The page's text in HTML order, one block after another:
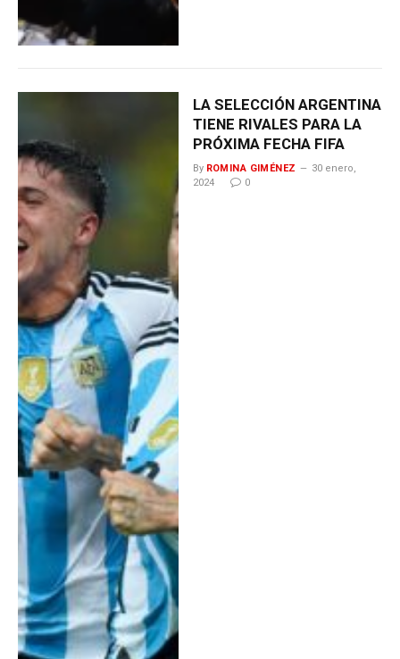
LA SELECCIÓN ARGENTINA
TIENE RIVALES PARA LA
PRÓXIMA FECHA FIFA
By ROMINA GIMÉNEZ
30 enero,
2024
0